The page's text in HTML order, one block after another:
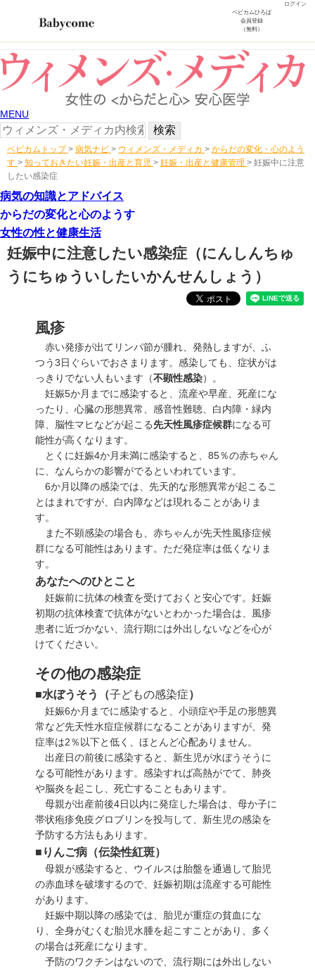
ログイン
ベビカムひろば
会員登録
（無料）
MENU
ベビカムトップ > 病気ナビ > ウィメンズ・メディカ > からだの変化・心のよう
す > 知っておきたい妊娠・出産と育児 > 妊娠・出産と健康管理 > 妊娠中に注意
したい感染症
病気の知識とアドバイス
からだの変化と心のようす
女性の性と健康生活
妊娠中に注意したい感染症 （にんしんちゅ
うにちゅういしたいかんせんしょう）
風疹
赤い発疹が出てリンパ節が腫れ、発熱しますが、ふ
つう3日ぐらいでおさまります。感染しても、症状がは
っきりでない人もいます（不顕性感染）。
妊娠5か月までに感染すると、流産や早産、死産にな
ったり、心臓の形態異常、感音性難聴、 白内障 ・ 緑内
障 、脳性マヒなどが起こる先天性風疹症候群になる可
能性が高くなります。
とくに妊娠4か月未満に感染すると、85％の赤ちゃん
に、なんらかの影響がでるといわれています。
6か月以降の感染では、先天的な形態異常が起こるこ
とはまれですが、白内障などは現れることがありま
す。
また不顕感染の場合も、赤ちゃんが先天性風疹症候
群になる可能性はあります。ただ発症率は低くなりま
す。
あなたへのひとこと
妊娠前に抗体の検査を受けておくと安心です。妊娠
初期の抗体検査で抗体がないとわかった場合は、風疹
患者に近づかない、流行期には外出しないなどを心が
けてください。
その他の感染症
■水ぼうそう（子どもの感染症）
妊娠6か月までに感染すると、小頭症や手足の形態異
常など先天性水痘症候群になることがありますが、発
症率は2％以下と低く、ほとんど心配ありません。
出産日の前後に感染すると、新生児が水ぼうそうに
なる可能性があります。感染すれば高熱がでて、 肺炎
や脳炎を起こし、死亡することもあります。
母親が出産前後4日以内に発症した場合は、母か子に
帯状疱疹免疫グロブリンを投与して、新生児の感染を
予防する方法もあります。
■りんご病（伝染性紅斑）
母親が感染すると、ウイルスは胎盤を通過して胎児
の赤血球を破壊するので、妊娠初期は流産する可能性
があります。
妊娠中期以降の感染では、胎児が重症の貧血にな
り、全身がむくむ胎児水腫を起こすことがあり、多く
の場合は死産になります。
予防のワクチンはないので、流行期には外出しない